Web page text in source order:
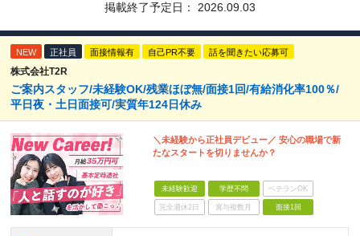
掲載終了予定日： 2026.09.03
NEW 正社員 面接情報有 自己PR不要 話を聞きたい応募可
株式会社T2R
ご案内スタッフ/未経験OK/残業ほぼ無/面接1回/有給消化率100％/
平日夜・土日面接可/実質年124日休み
＼未経験から正社員デビュー／ 安心の職場で新
たなスタートを切りませんか？
未経験歓迎 学歴不問 ベテランOK
完全週休2日 賞与複数月 面接1回